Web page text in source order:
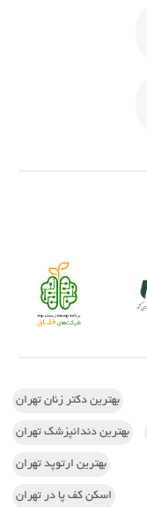
بهترین دکتر زنان تهران
بهترین دندانپزشک تهران
بهترین ارتوپد تهران
اسکن کف پا در تهران